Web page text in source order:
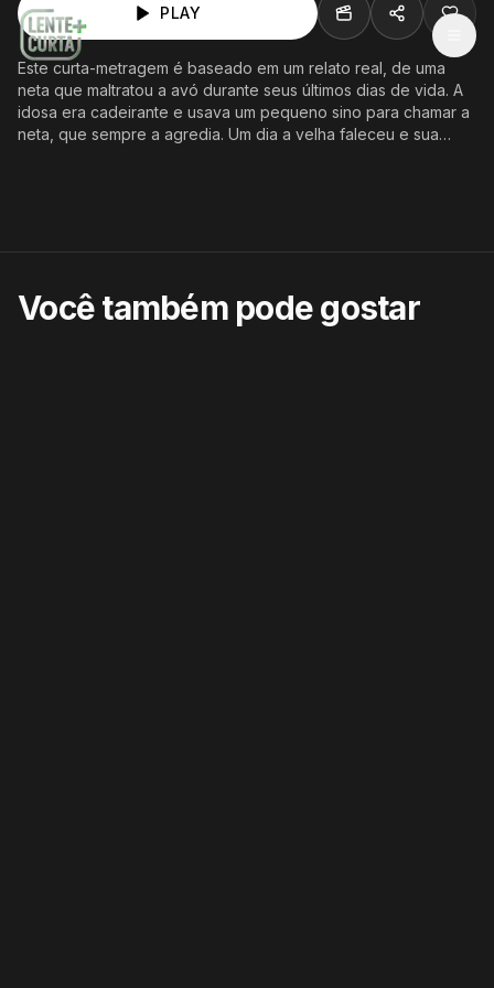
PLAY
Este curta-metragem é baseado em um relato real, de uma
neta que maltratou a avó durante seus últimos dias de vida. A
idosa era cadeirante e usava um pequeno sino para chamar a
neta, que sempre a agredia. Um dia a velha faleceu e sua
Você também pode gostar